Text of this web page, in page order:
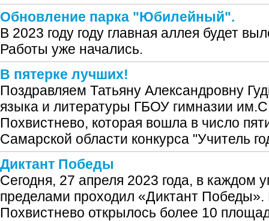
Обновление парка "Юбилейный".
В 2023 году году главная аллея будет
Работы уже начались.
В пятерке лучших!
Поздравляем Татьяну Александровну
языка и литературы ГБОУ гимназии
Похвистнево, которая вошла в число
Самарской области конкурса "Учитель
Диктант Победы
Сегодня, 27 апреля 2023 года, в каждом
пределами проходил «Диктант Победы».
Похвистнево открылось более 10